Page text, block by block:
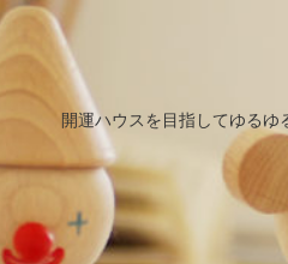
開運ハウスを目指してゆる